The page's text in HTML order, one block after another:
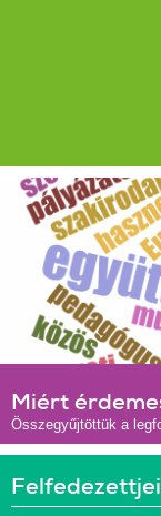
Miért
Összegyűjtöttük a